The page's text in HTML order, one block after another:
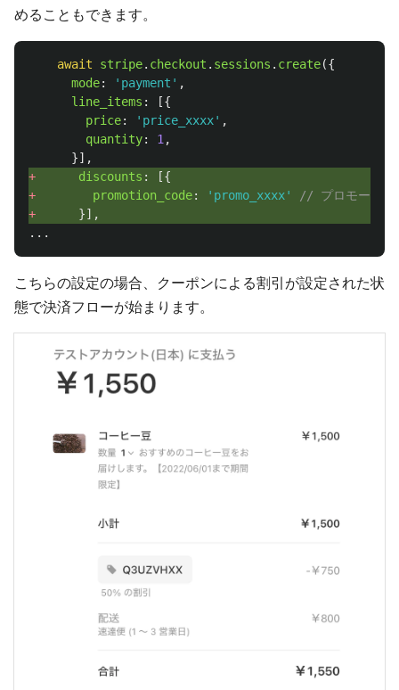
めることもできます。
await stripe. checkout . sessions . create({
mode: ' payment ' ,
line_items :
[{
price: ' price_xxxx' ,
quantity: 1 ,
}],
+
discounts :
[{
+
promotion_code: ' promo_xxxx'
// プロモーショ
+
}],
...
こちらの設定の場合、クーポンによる割引が設定された状
態で決済フローが始まります。